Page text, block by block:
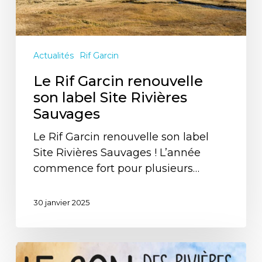
Sauvages
Actualités Rif Garcin
Le Rif Garcin renouvelle
son label Site Rivières
Sauvages
Le Rif Garcin renouvelle son label
Site Rivières Sauvages ! L’année
commence fort pour plusieurs…
30 janvier 2025
Le